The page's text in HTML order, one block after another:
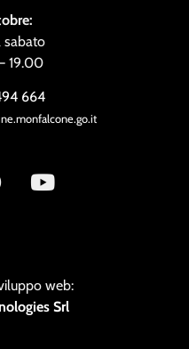
sabato
19.00
664
web:
Srl